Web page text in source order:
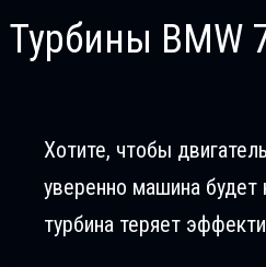
Турбины BMW
Хотите, чтобы
уверенно машина будет
турбина теряет